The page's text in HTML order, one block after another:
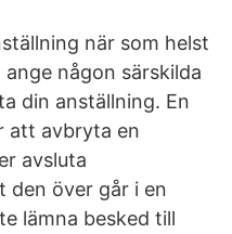
när som helst
någon särskilda
din anställning. En
att avbryta en
avsluta
den över går i en
lämna besked till